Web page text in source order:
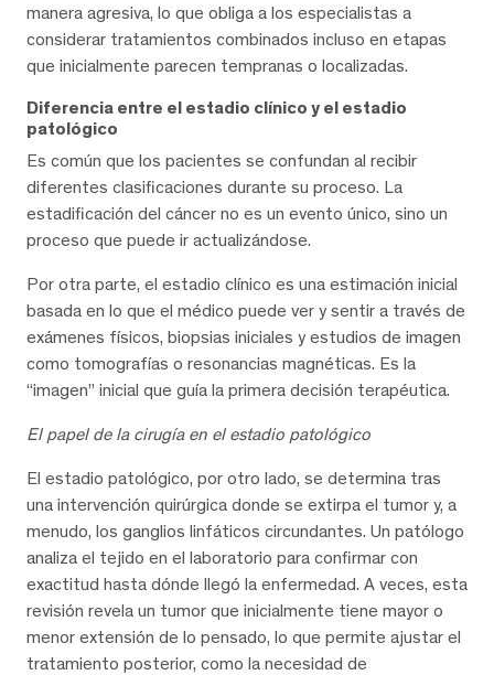
manera agresiva, lo que obliga a los especialistas a
considerar tratamientos combinados incluso en etapas
que inicialmente parecen tempranas o localizadas.
Diferencia entre el estadio clínico y el estadio
patológico
Es común que los pacientes se confundan al recibir
diferentes clasificaciones durante su proceso. La
estadificación del cáncer no es un evento único, sino un
proceso que puede ir actualizándose.
Por otra parte, el estadio clínico es una estimación inicial
basada en lo que el médico puede ver y sentir a través de
exámenes físicos, biopsias iniciales y estudios de imagen
como tomografías o resonancias magnéticas. Es la
“imagen” inicial que guía la primera decisión terapéutica.
El papel de la cirugía en el estadio patológico
El estadio patológico, por otro lado, se determina tras
una intervención quirúrgica donde se extirpa el tumor y, a
menudo, los ganglios linfáticos circundantes. Un patólogo
analiza el tejido en el laboratorio para confirmar con
exactitud hasta dónde llegó la enfermedad. A veces, esta
revisión revela un tumor que inicialmente tiene mayor o
menor extensión de lo pensado, lo que permite ajustar el
tratamiento posterior, como la necesidad de